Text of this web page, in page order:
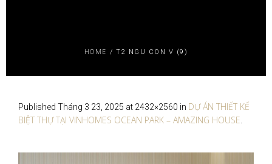
HOME /T2 NGU CON V (9)
Published Tháng 3 23, 2025 at 2432×2560 in DỰ ÁN THIẾT KẾ
BIỆT THỰ TẠI VINHOMES OCEAN PARK – AMAZING HOUSE.